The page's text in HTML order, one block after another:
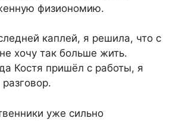
физиономию.
каплей, я решила, что с
хочу так больше жить.
Костя пришёл с работы, я
уже сильно